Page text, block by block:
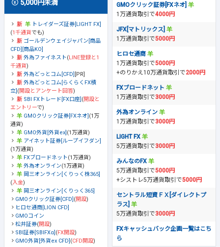
5,000円未満
トレイダーズ証券[LIGHT FX]
(1千通貨でも)
ゴールデンウェイジャパン[商品
CFD][商品KO]
外為ファイネスト(LINE登録と1
千通貨)
外為どっとコム[CFD]
[PR]
外為どっとコム[らくらくFX積
立] (開設とアンケート回答)
SBI FXトレード[FX口座] (開設と
エントリーで)
GMOクリック証券[FXネオ] (1万
通貨)
GMO外貨[外貨ex] (1万通貨)
アイネット証券[ループイフダン]
(1万通貨)
FXブロードネット(1万通貨)
外為オンライン(1万通貨)
岡三オンライン[くりっく株365]
(入金)
岡三オンライン[くりっく365]
GMOクリック証券[CFD] (開設)
ヒロセ通商[LION CFD]
GMOコイン
松井証券(開設)
SBI証券[SBIFXα] (FX開設)
GMO外貨[外貨ex CFD] (CFD開設)
GMOクリック証券[FXネオ]
1万通貨取引で4000円
JFX[マトリックス]
1万通貨取引で5000円
ヒロセ通商
1万通貨取引で5000円
+のりかえ10万通貨取引で2000円
FXブロードネット
1万通貨取引で3000円
外為オンライン
1万通貨取引で3000円
LIGHT FX
5万通貨取引で3000円
みんなのFX
5万通貨取引で5000円
+シストレ5万通貨取引で5000円
セントラル短資ＦＸ[ダイレクトプ
ラス]
5万通貨取引で3000円
FXキャッシュバック企画一覧はこち
ら